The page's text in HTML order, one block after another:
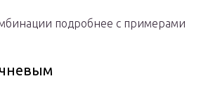
подробнее с примерами